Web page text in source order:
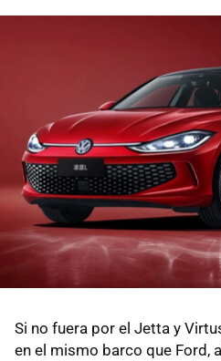
Si no fuera por el Jetta y
en el mismo barco que Ford,